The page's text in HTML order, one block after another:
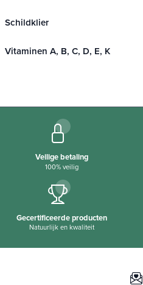
Schildklier
Vitaminen A, B, C, D, E, K
Veilige betaling
100% veilig
Gecertificeerde producten
Natuurlijk en kwaliteit